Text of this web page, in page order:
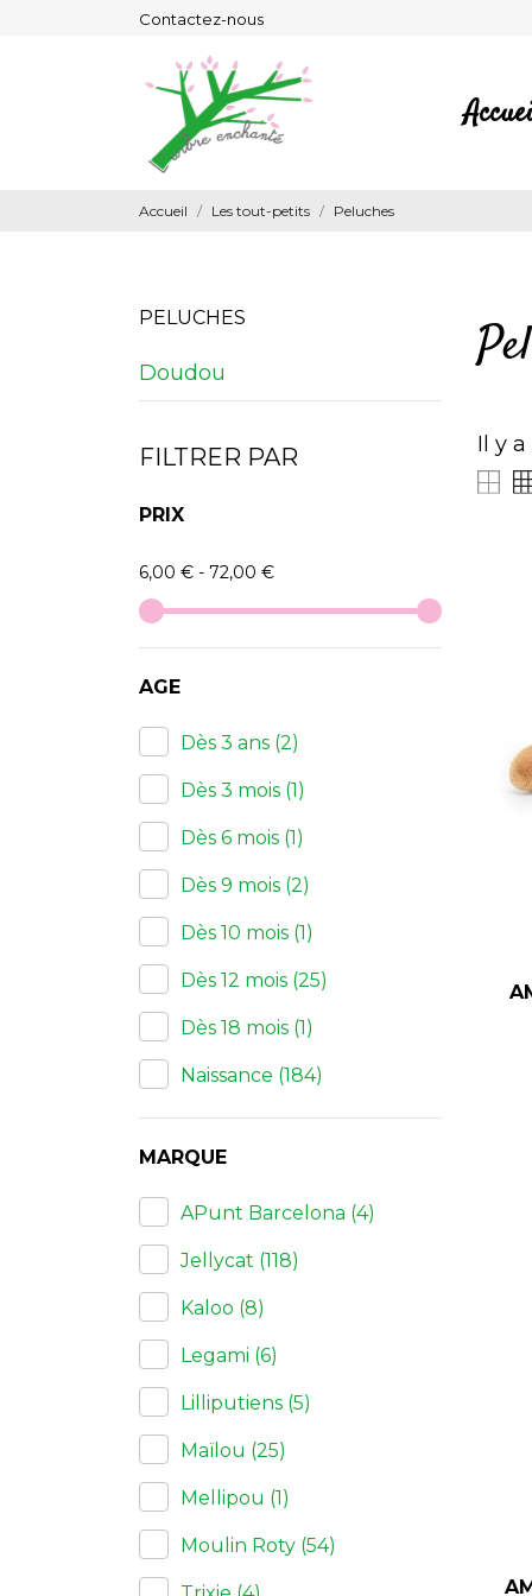
Contactez-nous
Accueil Les tout-petits Peluches
PELUCHES
Doudou
FILTRER PAR
PRIX
6,00 € - 72,00 €
AGE
Dès 3 ans (2)
Dès 3 mois (1)
Dès 6 mois (1)
Dès 9 mois (2)
Dès 10 mois (1)
Dès 12 mois (25)
Dès 18 mois (1)
Naissance (184)
MARQUE
APunt Barcelona (4)
Jellycat (118)
Kaloo (8)
Legami (6)
Lilliputiens (5)
Maïlou (25)
Mellipou (1)
Moulin Roty (54)
Il y